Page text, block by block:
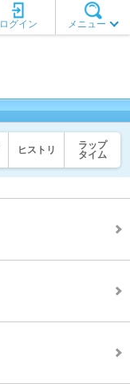
メニュー
ログイン
ヒストリ
ラップ
タイム